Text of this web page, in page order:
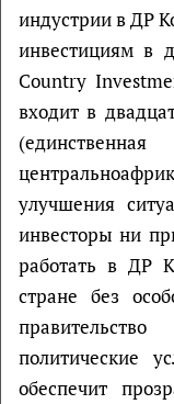
индустрии в ДР
инвестициям в
Country
входит в
улучшения
инвесторы ни
работать в ДР
стране без
политические
обеспечит